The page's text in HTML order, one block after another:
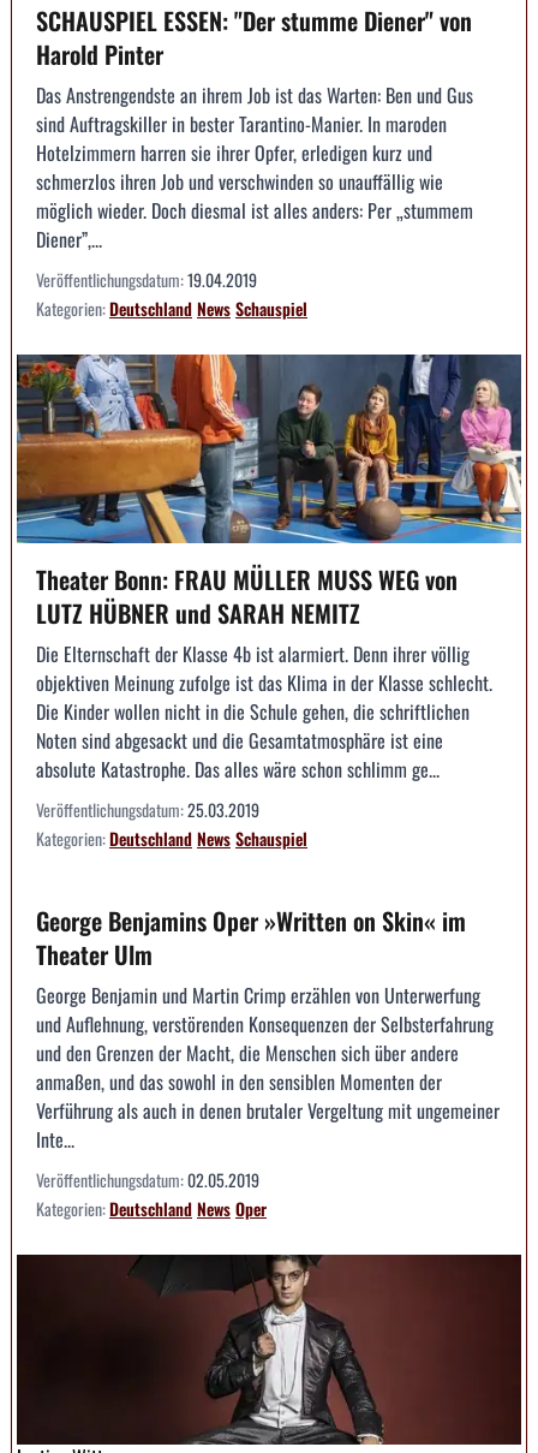
SCHAUSPIEL ESSEN: "Der stumme Diener" von
Harold Pinter
Das Anstrengendste an ihrem Job ist das Warten: Ben und Gus
sind Auftragskiller in bester Tarantino-Manier. In maroden
Hotelzimmern harren sie ihrer Opfer, erledigen kurz und
schmerzlos ihren Job und verschwinden so unauffällig wie
möglich wieder. Doch diesmal ist alles anders: Per „stummem
Diener”,...
Veröffentlichungsdatum:19.04.2019
Kategorien:DeutschlandNewsSchauspiel
Theater Bonn: FRAU MÜLLER MUSS WEG von
LUTZ HÜBNER und SARAH NEMITZ
Die Elternschaft der Klasse 4b ist alarmiert. Denn ihrer völlig
objektiven Meinung zufolge ist das Klima in der Klasse schlecht.
Die Kinder wollen nicht in die Schule gehen, die schriftlichen
Noten sind abgesackt und die Gesamtatmosphäre ist eine
absolute Katastrophe. Das alles wäre schon schlimm ge...
Veröffentlichungsdatum:25.03.2019
Kategorien:DeutschlandNewsSchauspiel
George Benjamins Oper »Written on Skin« im
Theater Ulm
George Benjamin und Martin Crimp erzählen von Unterwerfung
und Auflehnung, verstörenden Konsequenzen der Selbsterfahrung
und den Grenzen der Macht, die Menschen sich über andere
anmaßen, und das sowohl in den sensiblen Momenten der
Verführung als auch in denen brutaler Vergeltung mit ungemeiner
Inte...
Veröffentlichungsdatum:02.05.2019
Kategorien:DeutschlandNewsOper